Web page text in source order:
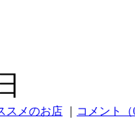
スメのお店 コメント（